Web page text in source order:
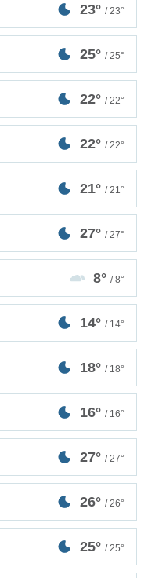
23° / 23°
25° / 25°
22° / 22°
22° / 22°
21° / 21°
27° / 27°
8° / 8°
14° / 14°
18° / 18°
16° / 16°
27° / 27°
26° / 26°
25° / 25°